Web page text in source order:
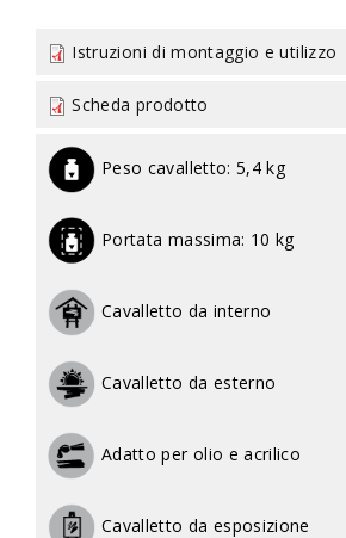
Istruzioni di montaggio e utilizzo
Scheda prodotto
Peso cavalletto: 5,4 kg
Portata massima: 10 kg
Cavalletto da interno
Cavalletto da esterno
Adatto per olio e acrilico
Cavalletto da esposizione